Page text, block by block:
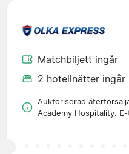
Matchbiljett ingår
2 hotellnätter ingår
Auktoriserad
Academy Hospitality.